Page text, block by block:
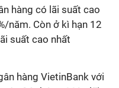
hàng có lãi suất cao
năm. Còn ở kì hạn 12
suất cao nhất
hàng VietinBank với